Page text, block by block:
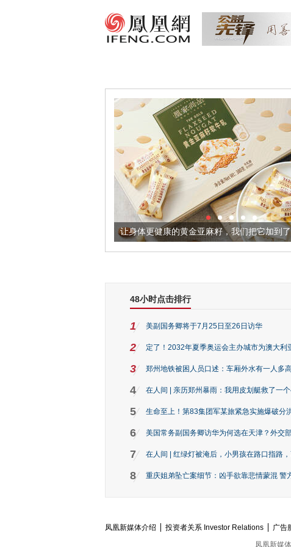
让身体更健康的黄金亚麻籽，我们把它加到了牛轧糖里
48小时点击排行
1 美副国务卿将于7月25日至26日访华
2 定了！2032年夏季奥运会主办城市为澳大利
3 郑州地铁被困人员口述：车厢外水有一人多
4 在人间 | 亲历郑州暴雨：我用皮划艇救了一
5 生命至上！第83集团军某旅紧急实施爆破分
6 美国常务副国务卿访华为何选在天津？外交
7 在人间 | 红绿灯被淹后，小男孩在路口指路
8 重庆姐弟坠亡案细节：凶手欲靠悲情蒙混 警
凤凰新媒体介绍 投资者关系 Investor Relations 广告
凤凰新媒体